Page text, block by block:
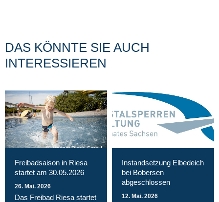
DAS KÖNNTE SIE AUCH
INTERESSIEREN
Magnet Riesa GmbH
Freibadsaison in Riesa
startet am 30.05.2026
26. Mai. 2026
Das Freibad Riesa startet
Instandsetzung Elbedeich
bei Bobersen
abgeschlossen
12. Mai. 2026